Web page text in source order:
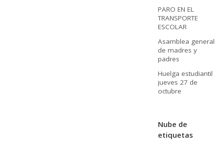
PARO EN EL
TRANSPORTE
ESCOLAR
Asamblea general
de madres y
padres
Huelga estudiantil
jueves 27 de
octubre
Nube de
etiquetas